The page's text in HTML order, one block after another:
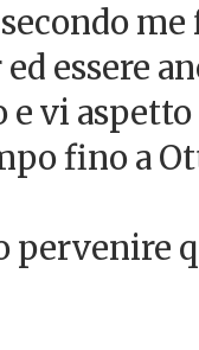
essere
vi
fino a
pervenire